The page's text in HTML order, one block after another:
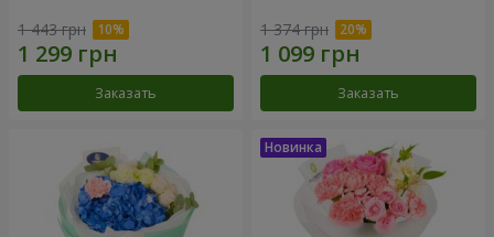
1 443 грн
Заказать
1 374 грн
Заказать